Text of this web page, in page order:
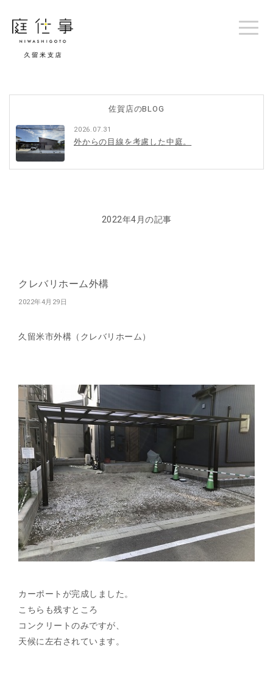
佐賀店のBLOG
2026.07.31
外からの目線を考慮した中庭。
2022年4月の記事
クレバリホーム外構
2022年4月29日
久留米市外構（クレバリホーム）
カーポートが完成しました。
こちらも残すところ
コンクリートのみですが、
天候に左右されています。